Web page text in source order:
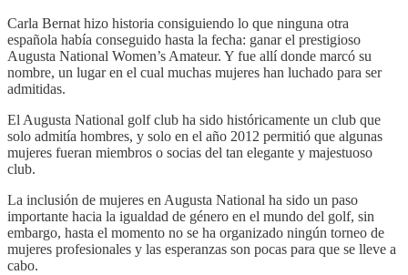
Carla Bernat hizo historia consiguiendo lo que ninguna otra
española había conseguido hasta la fecha: ganar el prestigioso
Augusta National Women’s Amateur. Y fue allí donde marcó su
nombre, un lugar en el cual muchas mujeres han luchado para ser
admitidas.
El Augusta National golf club ha sido históricamente un club que
solo admitía hombres, y solo en el año 2012 permitió que algunas
mujeres fueran miembros o socias del tan elegante y majestuoso
club.
La inclusión de mujeres en Augusta National ha sido un paso
importante hacia la igualdad de género en el mundo del golf, sin
embargo, hasta el momento no se ha organizado ningún torneo de
mujeres profesionales y las esperanzas son pocas para que se lleve a
cabo.